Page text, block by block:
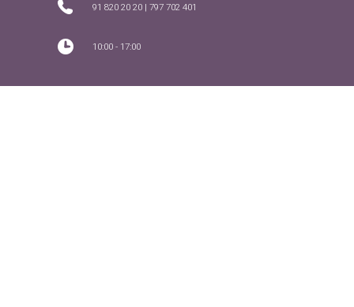
91 820 20 20| 797 702 401
10:00 - 17:00